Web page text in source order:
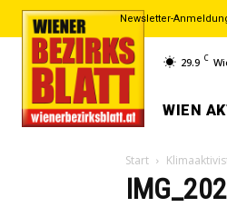
Newsletter-
29.9 C
WIEN
Start